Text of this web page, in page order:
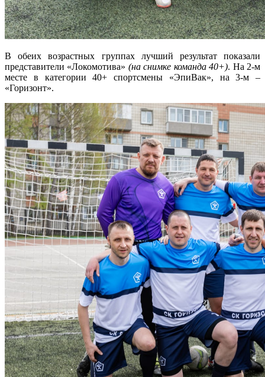
В обеих возрастных группах лучший результат показали
представители «Локомотива» (на снимке команда 40+). На 2-м
месте в категории 40+ спортсмены «ЭпиВак», на 3-м –
«Горизонт».